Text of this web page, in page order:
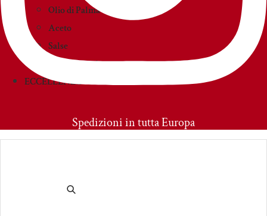
Olio di Palma
Aceto
Salse
Creme e paté
ECCELLENZE
Spedizioni in tutta Europa